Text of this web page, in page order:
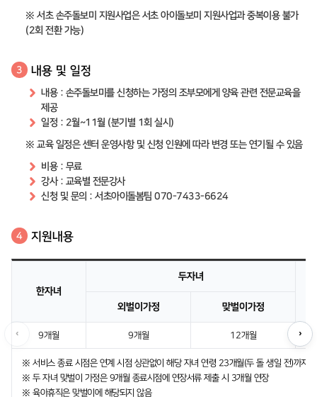
※ 서초 손주돌보미 지원사업은 서초 아이돌보미 지원사업과 중복이용 불가
(2회 전환 가능)
3 내용 및 일정
내용 : 손주돌보미를 신청하는 가정의 조부모에게 양육 관련 전문교육을
제공
일정 : 2월~11월 (분기별 1회 실시)
※ 교육 일정은 센터 운영사항 및 신청 인원에 따라 변경 또는 연기될 수 있음
비용 : 무료
강사 : 교육별 전문강사
신청 및 문의 : 서초아이돌봄팀 070-7433-6624
4 지원내용
‹ ›
한자녀
두자녀
외벌이가정 맞벌이가정
9개월 9개월 12개월
※ 서비스 종료 시점은 연계 시점 상관없이 해당 자녀 연령 23개월(두 돌 생일 전)까지
※ 두 자녀 맞벌이 가정은 9개월 종료시점에 연장서류 제출 시 3개월 연장
※ 육아휴직은 맞벌이에 해당되지 않음